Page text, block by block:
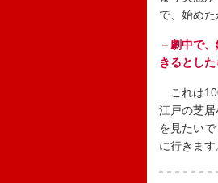
で、始め
－劇中で
きるとし
これは
江戸の芝
を見たい
に行きます